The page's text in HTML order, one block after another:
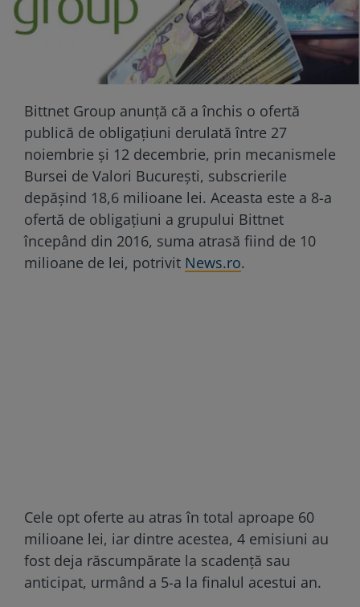
Bittnet Group anunţă că a închis o ofertă
publică de obligaţiuni derulată între 27
noiembrie şi 12 decembrie, prin mecanismele
Bursei de Valori Bucureşti, subscrierile
depăşind 18,6 milioane lei. Aceasta este a 8-a
ofertă de obligaţiuni a grupului Bittnet
începând din 2016, suma atrasă fiind de 10
milioane de lei, potrivit News.ro.
Cele opt oferte au atras în total aproape 60
milioane lei, iar dintre acestea, 4 emisiuni au
fost deja răscumpărate la scadenţă sau
anticipat, urmând a 5-a la finalul acestui an.